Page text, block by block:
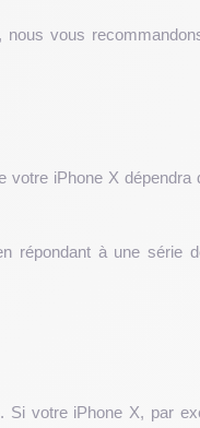
vous
votre iPhone X dépendra
répondant à une série
Si votre iPhone X, par